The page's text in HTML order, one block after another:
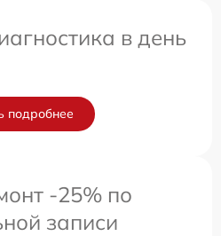
в день
подробнее
-25% по
записи